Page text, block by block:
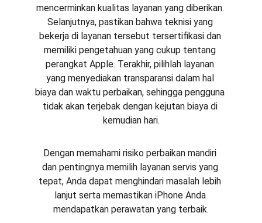
mencerminkan kualitas layanan yang diberikan.
Selanjutnya, pastikan bahwa teknisi yang
bekerja di layanan tersebut tersertifikasi dan
memiliki pengetahuan yang cukup tentang
perangkat Apple. Terakhir, pilihlah layanan
yang menyediakan transparansi dalam hal
biaya dan waktu perbaikan, sehingga pengguna
tidak akan terjebak dengan kejutan biaya di
kemudian hari.
Dengan memahami risiko perbaikan mandiri
dan pentingnya memilih layanan servis yang
tepat, Anda dapat menghindari masalah lebih
lanjut serta memastikan iPhone Anda
mendapatkan perawatan yang terbaik.